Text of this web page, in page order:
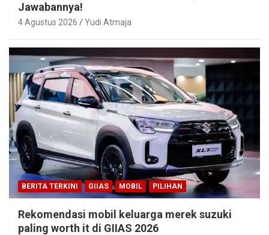
Jawabannya!
4 Agustus 2026 Yudi Atmaja
BERITA TERKINI GIIAS MOBIL PILIHAN
Rekomendasi mobil keluarga merek suzuki
paling worth it di GIIAS 2026